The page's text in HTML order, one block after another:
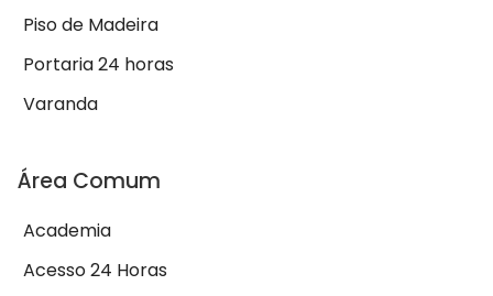
Piso de Madeira
Portaria 24 horas
Varanda
Área Comum
Academia
Acesso 24 Horas